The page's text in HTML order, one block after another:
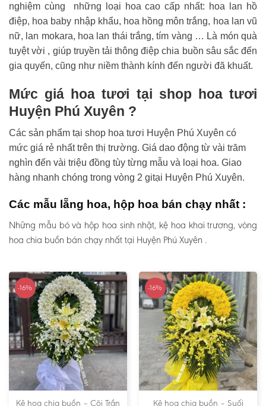
nghiệm cùng những loại hoa cao cấp nhất: hoa lan hồ
điệp, hoa baby nhập khẩu, hoa hồng môn trắng, hoa lan vũ
nữ, lan mokara, hoa lan thái trắng, tím vàng … Là món quà
tuyệt vời , giúp truyền tải thông điệp chia buồn sâu sắc đến
gia quyến, cũng như niềm thành kính đến người đã khuất.
Mức giá hoa tươi tại shop hoa tươi
Huyện Phú Xuyên ?
Các sản phẩm tại shop hoa tươi Huyện Phú Xuyên có
mức giá rẻ nhất trên thị trường. Giá dao động từ vài trăm
nghìn đến vài triệu đồng tùy từng mẫu và loại hoa. Giao
hàng nhanh chóng trong vòng 2 gitại Huyện Phú Xuyên.
Các mẫu lẵng hoa, hộp hoa bán chạy nhất :
Những mẫu bó và hộp hoa sinh nhật, kệ hoa khai trương, vòng
hoa chia buồn bán chạy nhất tại Huyện Phú Xuyên .
-16%
Kệ hoa chia buồn – Cõi Trần
-16%
Kệ hoa chia buồn – Suối